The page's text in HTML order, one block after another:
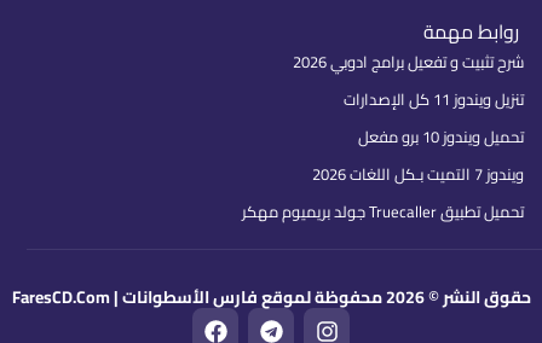
روابط مهمة
شرح تثبيت و تفعيل برامج ادوبي 2026
تنزيل ويندوز 11 كل الإصدارات
تحميل ويندوز 10 برو مفعل
ويندوز 7 التميت بـكل اللغات 2026
تحميل تطبيق Truecaller جولد بريميوم مهكر
حقوق النشر © 2026 محفوظة لموقع فارس الأسطوانات | FaresCD.Com I
T
F